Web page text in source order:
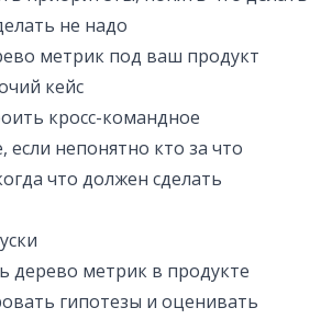
не надо
метрик под ваш продукт
кейс
кросс-командное
если непонятно кто за что
что должен сделать
дерево метрик в продукте
гипотезы и оценивать